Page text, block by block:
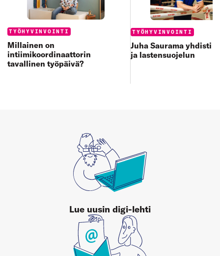
Categories:
TYÖHYVINVOINTI
Millainen on
intiimikoordinaattorin
tavallinen työpäivä?
Categories:
TYÖHYVINVOINTI
Juha Saurama yhdisti
ja lastensuojelun
Lue uusin digi-lehti